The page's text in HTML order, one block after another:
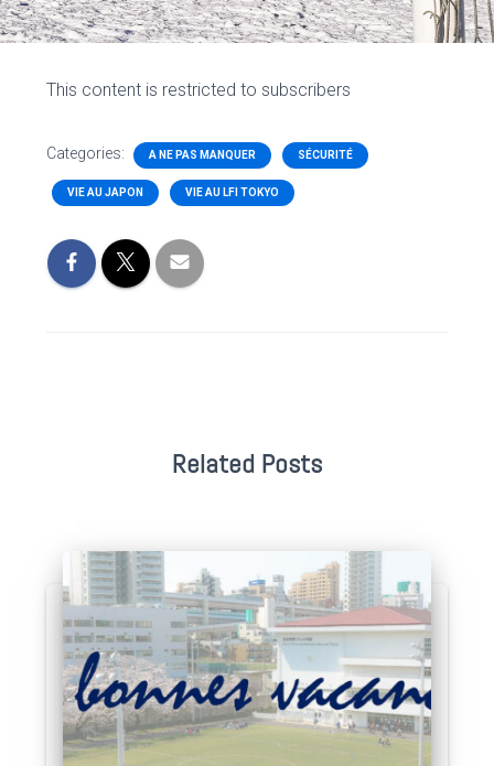
This content is restricted to subscribers
Categories: A NE PAS MANQUER SÉCURITÉ
VIE AU JAPON VIE AU LFI TOKYO
Related Posts